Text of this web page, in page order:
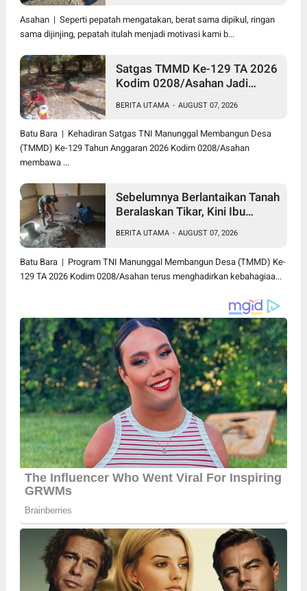
Asahan | Seperti pepatah mengatakan, berat sama dipikul, ringan
sama dijinjing, pepatah itulah menjadi motivasi kami b...
Satgas TMMD Ke-129 TA 2026
Kodim 0208/Asahan Jadi
Maghribi yang Mulai Rapuh
BERITA UTAMA - AUGUST 07, 2026
Batu Bara | Kehadiran Satgas TNI Manunggal Membangun Desa
(TMMD) Ke-129 Tahun Anggaran 2026 Kodim 0208/Asahan
membawa ...
Sebelumnya Berlantaikan Tanah
Beralaskan Tikar, Kini Ibu
yang Layak Berkat Satgas
TMMD Ke-129 Kodim
0208/Asahan
BERITA UTAMA - AUGUST 07, 2026
Batu Bara | Program TNI Manunggal Membangun Desa (TMMD) Ke-
129 TA 2026 Kodim 0208/Asahan terus menghadirkan kebahagiaa...